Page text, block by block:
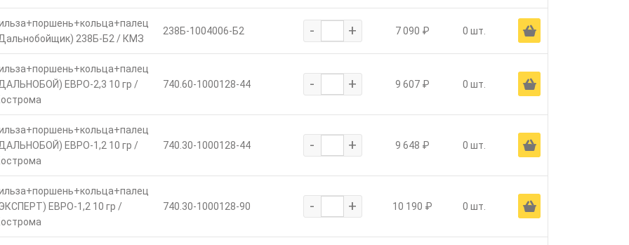
238Б-Б2 / КМЗ
238Б-1004006-Б2 - + 7 090 ₽ 0 шт. Ä
ЕВРО-2,3 10 гр /
740.60-1000128-44 - + 9 607 ₽ 0 шт. Ä
ЕВРО-1,2 10 гр /
740.30-1000128-44 - + 9 648 ₽ 0 шт. Ä
ЕВРО-1,2 10 гр /
740.30-1000128-90 - + 10 190 ₽ 0 шт. Ä